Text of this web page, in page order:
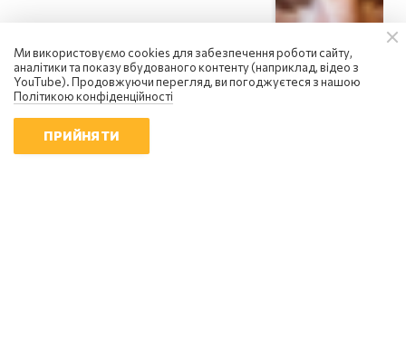
Сергій Фурса
росія посилює інформаційну
війну: чому українцям не варто
піддаватися паніці
18:01 | 6.08.2026
Ми використовуємо cookies для забезпечення роботи сайту,
аналітики та показу вбудованого контенту (наприклад, відео з
YouTube). Продовжуючи перегляд, ви погоджуєтеся з нашою
Політикою конфіденційності
ПРИЙНЯТИ